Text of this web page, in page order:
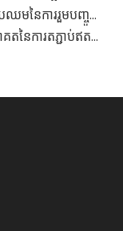
Wi-Fi 7 ឌិកូដ៖ បច្ចេកវិជ្ជាសំខាន់ៗ និងបញ្ហាប្រឈមនៃការរួមបញ្ចូលសម្រាប់អ្នករចនាផ្នែករឹង
វ៉ាយហ្វាយ 7: ការផ្លាស់ប្តូរទេសភាពនាពេលអនាគតនៃការតភ្ជាប់ឥតខ្សែល្បឿនលឿន